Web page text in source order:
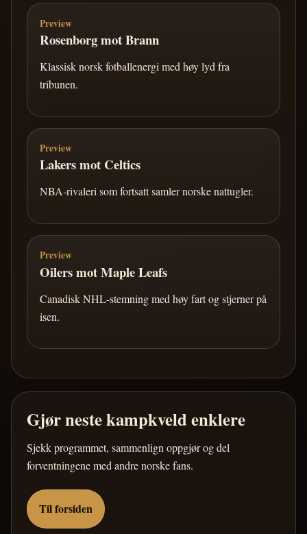
Preview
Rosenborg mot Brann
Klassisk norsk fotballenergi med høy lyd fra
tribunen.
Preview
Lakers mot Celtics
NBA-rivaleri som fortsatt samler norske nattugler.
Preview
Oilers mot Maple Leafs
Canadisk NHL-stemning med høy fart og stjerner på
isen.
Gjør neste kampkveld enklere
Sjekk programmet, sammenlign oppgjør og del
forventningene med andre norske fans.
Til forsiden